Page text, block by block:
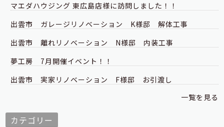
マエダハウジング 東広島店様に訪問しました！！
出雲市 ガレージリノベーション K様邸 解体工事
出雲市 離れリノベーション N様邸 内装工事
夢工房 7月開催イベント！！
出雲市 実家リノベーション F様邸 お引渡し
一覧を見る
カテゴリー